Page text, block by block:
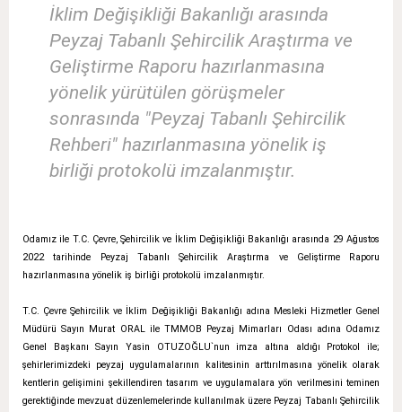
İklim Değişikliği Bakanlığı arasında
Peyzaj Tabanlı Şehircilik Araştırma ve
Geliştirme Raporu hazırlanmasına
yönelik yürütülen görüşmeler
sonrasında "Peyzaj Tabanlı Şehircilik
Rehberi" hazırlanmasına yönelik iş
birliği protokolü imzalanmıştır.
Odamız ile T.C. Çevre, Şehircilik ve İklim Değişikliği Bakanlığı arasında 29 Ağustos
2022 tarihinde Peyzaj Tabanlı Şehircilik Araştırma ve Geliştirme Raporu
hazırlanmasına yönelik iş birliği protokolü imzalanmıştır.
T.C. Çevre Şehircilik ve İklim Değişikliği Bakanlığı adına Mesleki Hizmetler Genel
Müdürü Sayın Murat ORAL ile TMMOB Peyzaj Mimarları Odası adına Odamız
Genel Başkanı Sayın Yasin OTUZOĞLU`nun imza altına aldığı Protokol ile;
şehirlerimizdeki peyzaj uygulamalarının kalitesinin arttırılmasına yönelik olarak
kentlerin gelişimini şekillendiren tasarım ve uygulamalara yön verilmesini teminen
gerektiğinde mevzuat düzenlemelerinde kullanılmak üzere Peyzaj Tabanlı Şehircilik